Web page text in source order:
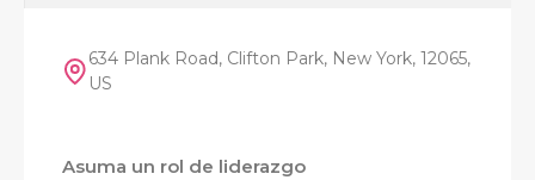
634 Plank Road, Clifton Park, New York, 12065,
US
Asuma un rol de liderazgo